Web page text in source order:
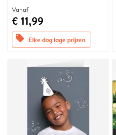
Vanaf
€ 11,99
offers Elke dag lage prijzen